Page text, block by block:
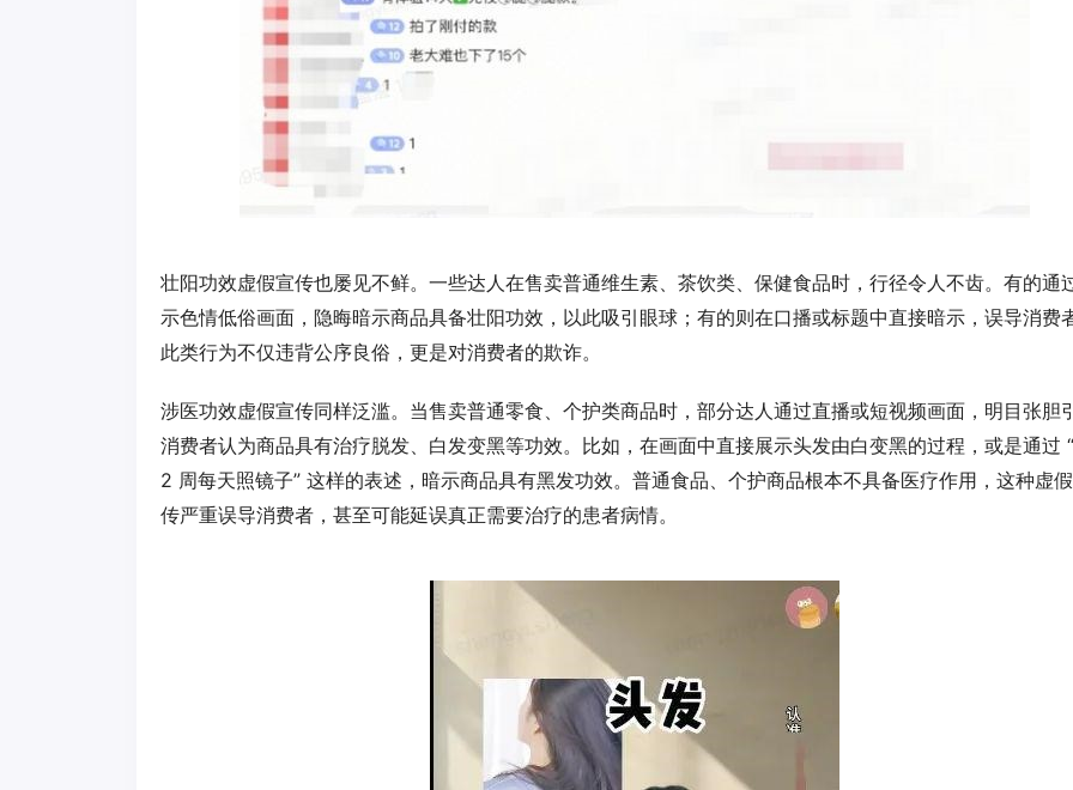
壮阳功效虚假宣传也屡见不鲜。一些达人在售卖普通维生素、茶饮类、保健食品时，行径令人不齿。有的通
示色情低俗画面，隐晦暗示商品具备壮阳功效，以此吸引眼球；有的则在口播或标题中直接暗示，误导消费者
此类行为不仅违背公序良俗，更是对消费者的欺诈。
涉医功效虚假宣传同样泛滥。当售卖普通零食、个护类商品时，部分达人通过直播或短视频画面，明目张胆
消费者认为商品具有治疗脱发、白发变黑等功效。比如，在画面中直接展示头发由白变黑的过程，或是通过
2 周每天照镜子” 这样的表述，暗示商品具有黑发功效。普通食品、个护商品根本不具备医疗作用，这种虚
传严重误导消费者，甚至可能延误真正需要治疗的患者病情。